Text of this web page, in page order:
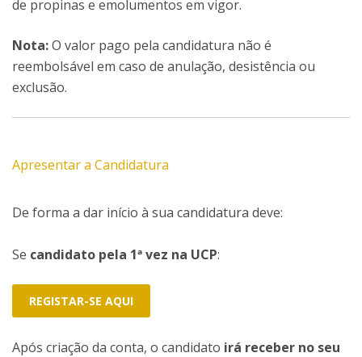
de propinas e emolumentos em vigor.
Nota:O valor pago pela candidatura não é
reembolsável em caso de anulação, desistência ou
exclusão.
Apresentar a Candidatura
De forma a dar início à sua candidatura deve:
Se candidato pela 1ª vez na UCP:
REGISTAR-SE AQUI
Após criação da conta, o candidato irá receber no seu